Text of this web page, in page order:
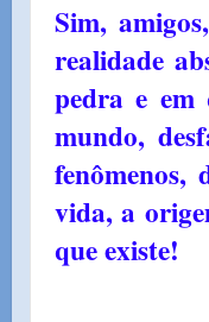
Sim,
realidade
pedra e
mundo,
vida, a
que existe!